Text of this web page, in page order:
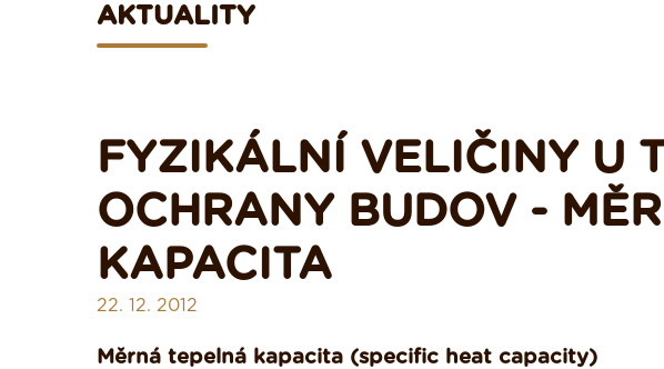
AKTUALITY
FYZIKÁLNÍ VELIČINY U
OCHRANY BUDOV -
KAPACITA
22. 12. 2012
Měrná tepelná kapacita (specific heat capacity)